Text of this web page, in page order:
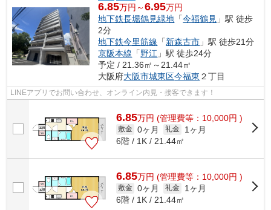
6.85万円～6.95万円
地下鉄長堀鶴見緑地 「今福鶴見 」駅 徒歩
2分
地下鉄今里筋線 「新森古市 」駅 徒歩21分
京阪本線 「野江 」駅 徒歩24分
予定 / 21.36㎡～21.44㎡
大阪府大阪市城東区今福東 ２丁目
LINEアプリでお問い合わせ、オンライン内見・接客できます！
6.85万円 (管理費等：10,000円 )
敷金 0ヶ月 礼金
1ヶ月
6階 / 1K / 21.44㎡
6.85万円 (管理費等：10,000円 )
敷金 0ヶ月 礼金
1ヶ月
6階 / 1K / 21.44㎡